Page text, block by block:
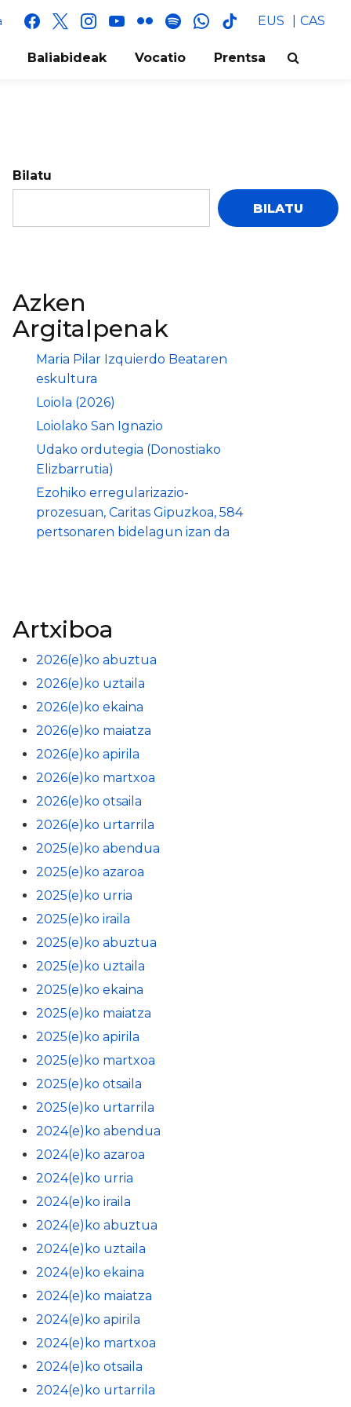
facebook
x instagram
youtube
flickr spotifywhatsapp
tik
EUS CAS
Baliabideak Vocatio Prentsa
Bilatu
BILATU
Azken
Argitalpenak
Maria Pilar Izquierdo Beataren
eskultura
Loiola (2026)
Loiolako San Ignazio
Udako ordutegia (Donostiako
Elizbarrutia)
Ezohiko erregularizazio-
prozesuan, Caritas Gipuzkoa, 584
pertsonaren bidelagun izan da
Artxiboa
2026(e)ko abuztua
2026(e)ko uztaila
2026(e)ko ekaina
2026(e)ko maiatza
2026(e)ko apirila
2026(e)ko martxoa
2026(e)ko otsaila
2026(e)ko urtarrila
2025(e)ko abendua
2025(e)ko azaroa
2025(e)ko urria
2025(e)ko iraila
2025(e)ko abuztua
2025(e)ko uztaila
2025(e)ko ekaina
2025(e)ko maiatza
2025(e)ko apirila
2025(e)ko martxoa
2025(e)ko otsaila
2025(e)ko urtarrila
2024(e)ko abendua
2024(e)ko azaroa
2024(e)ko urria
2024(e)ko iraila
2024(e)ko abuztua
2024(e)ko uztaila
2024(e)ko ekaina
2024(e)ko maiatza
2024(e)ko apirila
2024(e)ko martxoa
2024(e)ko otsaila
2024(e)ko urtarrila